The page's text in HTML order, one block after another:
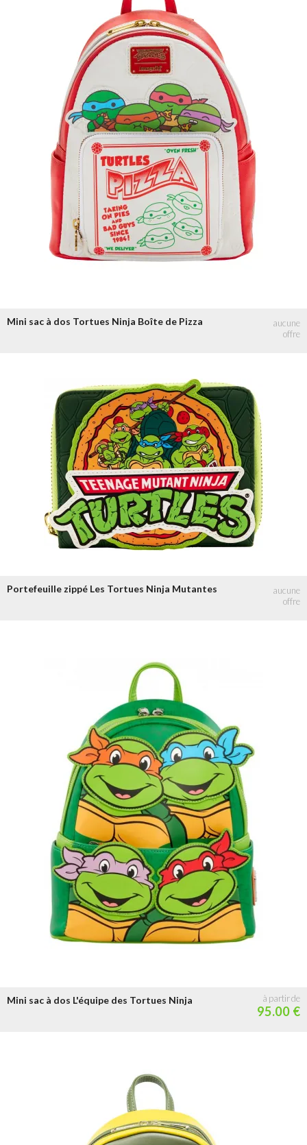
Mini sac à dos Tortues Ninja Boîte de Pizza
Portefeuille zippé Les Tortues Ninja Mutantes
Mini sac à dos L'équipe des Tortues Ninja
95.00 €